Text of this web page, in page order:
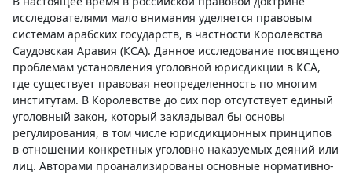
исследователями мало внимания уделяется правовым
системам арабских государств, в частности Королевства
Саудовская Аравия (КСА). Данное исследование посвящено
проблемам установления уголовной юрисдикции в КСА,
где существует правовая неопределенность по многим
институтам. В Королевстве до сих пор отсутствует единый
уголовный закон, который закладывал бы основы
регулирования, в том числе юрисдикционных принципов
в отношении конкретных уголовно наказуемых деяний или
лиц. Авторами проанализированы основные нормативно-